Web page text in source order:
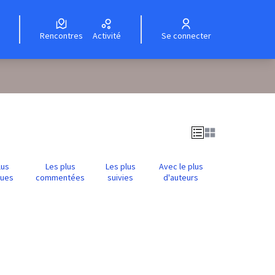
Rencontres Activité Se connecter
Les plus
commentées
Les plus
suivies
Avec le plus
d'auteurs